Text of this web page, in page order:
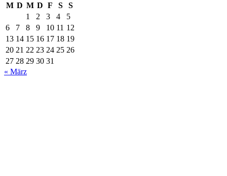
M D M D F S
S
1
2 3 4
5
6
7 8 9 10 11 12
13 14 15 16 17 18 19
20 21 22 23 24 25 26
27 28 29 30 31
« März